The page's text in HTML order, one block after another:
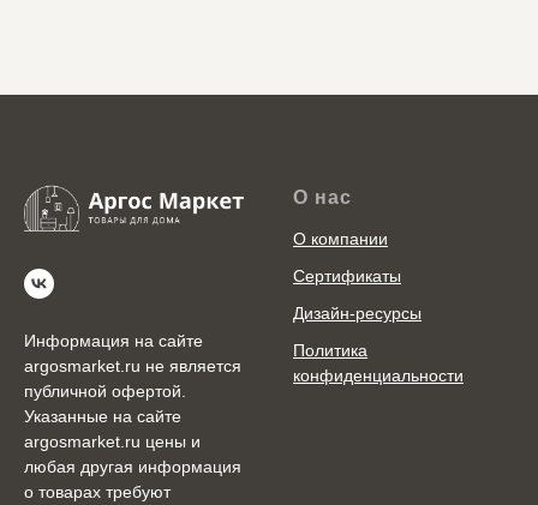
Информация на сайте
argosmarket.ru не является
публичной офертой.
Указанные на сайте
argosmarket.ru цены и
любая другая информация
о товарах требуют
О нас
О компании
Сертификаты
Дизайн-ресурсы
Политика
конфиденциальности